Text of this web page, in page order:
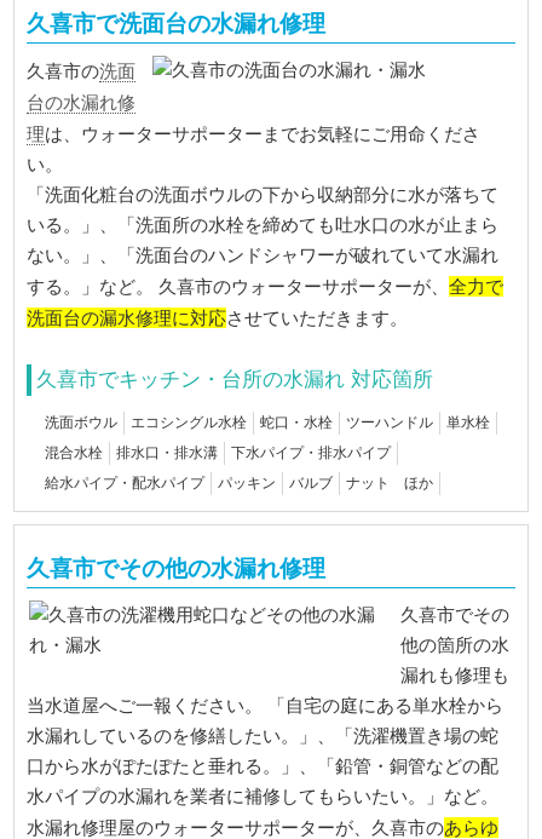
久喜市で洗面台の水漏れ修理
久喜市の洗面
台の水漏れ修
理は、ウォーターサポーターまでお気軽にご用命くださ
い。
「洗面化粧台の洗面ボウルの下から収納部分に水が落ちて
いる。」、「洗面所の水栓を締めても吐水口の水が止まら
ない。」、「洗面台のハンドシャワーが破れていて水漏れ
する。」など。 久喜市のウォーターサポーターが、全力で
洗面台の漏水修理に対応させていただきます。
久喜市でキッチン・台所の水漏れ 対応箇所
洗面ボウル エコシングル水栓 蛇口・水栓 ツーハンドル
単水栓
混合水栓
排水口・排水溝
下水パイプ・排水パイプ
給水パイプ・配水パイプ
パッキン バルブ ナット ほか
久喜市でその他の水漏れ修理
久喜市でその
他の箇所の水
漏れも修理も
当水道屋へご一報ください。 「自宅の庭にある単水栓から
水漏れしているのを修繕したい。」、「洗濯機置き場の蛇
口から水がぽたぽたと垂れる。」、「鉛管・銅管などの配
水パイプの水漏れを業者に補修してもらいたい。」など。
水漏れ修理屋のウォーターサポーターが、久喜市のあらゆ